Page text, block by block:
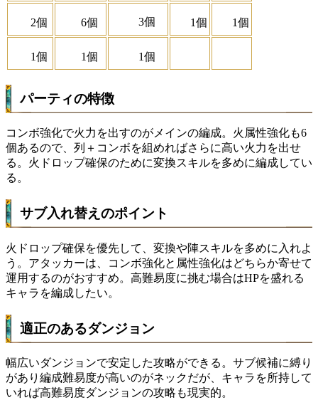
2個 6個 3個 1個 1個
1個 1個 1個
パーティの特徴
コンボ強化で火力を出すのがメインの編成。火属性強化も6
個あるので、列＋コンボを組めればさらに高い火力を出せ
る。火ドロップ確保のために変換スキルを多めに編成してい
る。
サブ入れ替えのポイント
火ドロップ確保を優先して、変換や陣スキルを多めに入れよ
う。アタッカーは、コンボ強化と属性強化はどちらか寄せて
運用するのがおすすめ。高難易度に挑む場合はHPを盛れる
キャラを編成したい。
適正のあるダンジョン
幅広いダンジョンで安定した攻略ができる。サブ候補に縛り
があり編成難易度が高いのがネックだが、キャラを所持して
いれば高難易度ダンジョンの攻略も現実的。